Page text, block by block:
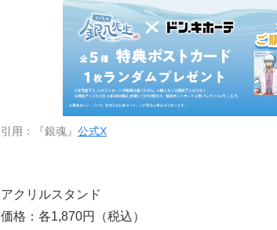
引用：『銀魂』 公式X
アクリルスタンド
価格：各1,870円（税込）